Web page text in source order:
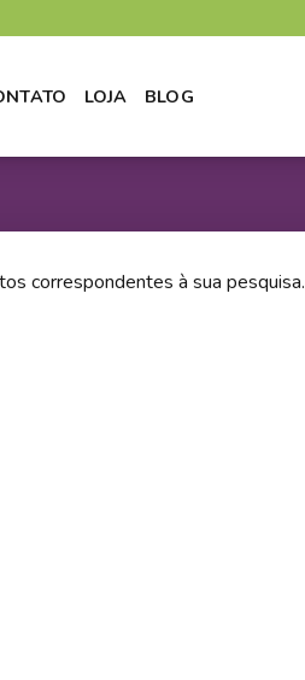
LOJA BLOG
correspondentes à sua pesquisa.